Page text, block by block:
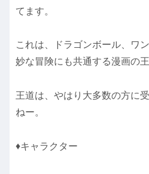
てます。
これは、ドラゴンボール、ワ
妙な冒険にも共通する漫画の王
王道は、やはり大多数の方に
ねー。
♦キャラクター